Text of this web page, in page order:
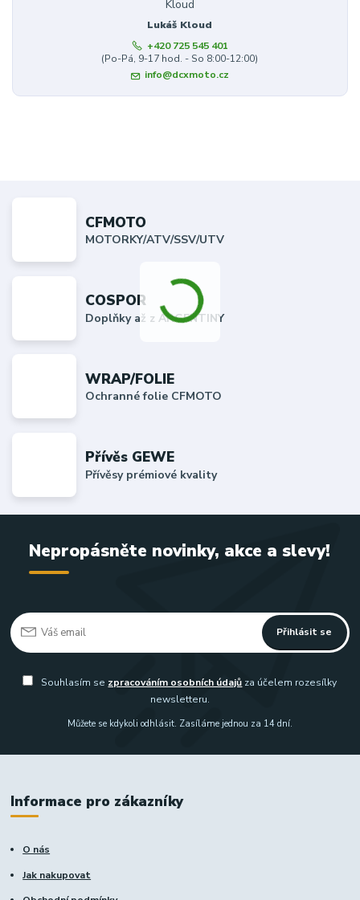
Lukáš Kloud
+420 725 545 401
(Po-Pá, 9-17 hod. - So 8:00-12:00)
info@dcxmoto.cz
CFMOTO
MOTORKY/ATV/SSV/UTV
COSPOR
Doplňky až z ARGENTINY
WRAP/FOLIE
Ochranné folie CFMOTO
Přívěs GEWE
Přívěsy prémiové kvality
Nepropásněte novinky, akce a slevy!
Přihlásit se
Souhlasím se zpracováním osobních údajů za účelem rozesílky
newsletteru.
Můžete se kdykoli odhlásit. Zasíláme jednou za 14 dní.
Informace pro zákazníky
O nás
Jak nakupovat